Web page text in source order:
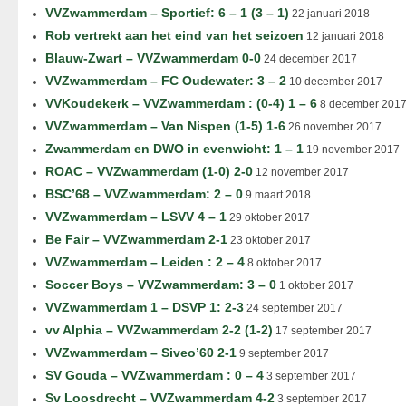
VVZwammerdam – Sportief: 6 – 1 (3 – 1) 22 januari 2018
Rob vertrekt aan het eind van het seizoen 12 januari 2018
Blauw-Zwart – VVZwammerdam 0-0 24 december 2017
VVZwammerdam – FC Oudewater: 3 – 2 10 december 2017
VVKoudekerk – VVZwammerdam : (0-4) 1 – 6 8 december 2017
VVZwammerdam – Van Nispen (1-5) 1-6 26 november 2017
Zwammerdam en DWO in evenwicht: 1 – 1 19 november 2017
ROAC – VVZwammerdam (1-0) 2-0 12 november 2017
BSC’68 – VVZwammerdam: 2 – 0 9 maart 2018
VVZwammerdam – LSVV 4 – 1 29 oktober 2017
Be Fair – VVZwammerdam 2-1 23 oktober 2017
VVZwammerdam – Leiden : 2 – 4 8 oktober 2017
Soccer Boys – VVZwammerdam: 3 – 0 1 oktober 2017
VVZwammerdam 1 – DSVP 1: 2-3 24 september 2017
vv Alphia – VVZwammerdam 2-2 (1-2) 17 september 2017
VVZwammerdam – Siveo’60 2-1 9 september 2017
SV Gouda – VVZwammerdam : 0 – 4 3 september 2017
Sv Loosdrecht – VVZwammerdam 4-2 3 september 2017